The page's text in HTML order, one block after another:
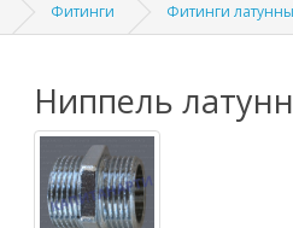
Фитинги Фитинги
Ниппель